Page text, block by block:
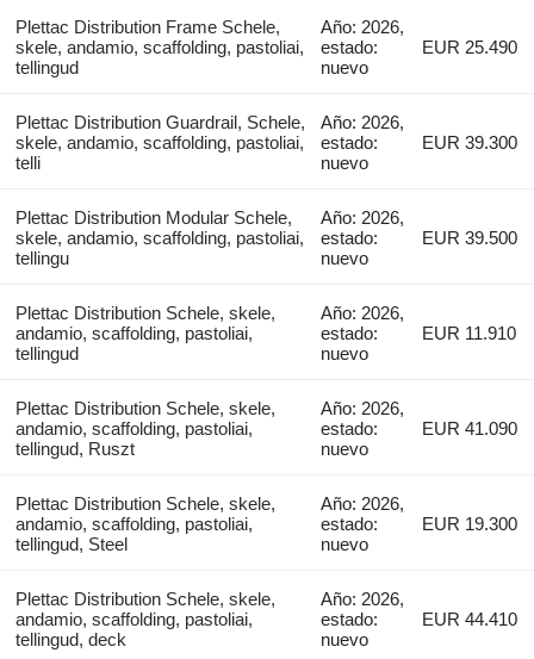
Plettac Distribution Frame Schele,
skele, andamio, scaffolding, pastoliai,
tellingud
Año: 2026,
estado:
nuevo
EUR 25.490
Plettac Distribution Guardrail, Schele,
skele, andamio, scaffolding, pastoliai,
telli
Año: 2026,
estado:
nuevo
EUR 39.300
Plettac Distribution Modular Schele,
skele, andamio, scaffolding, pastoliai,
tellingu
Año: 2026,
estado:
nuevo
EUR 39.500
Plettac Distribution Schele, skele,
andamio, scaffolding, pastoliai,
tellingud
Año: 2026,
estado:
nuevo
EUR 11.910
Plettac Distribution Schele, skele,
andamio, scaffolding, pastoliai,
tellingud, Ruszt
Año: 2026,
estado:
nuevo
EUR 41.090
Plettac Distribution Schele, skele,
andamio, scaffolding, pastoliai,
tellingud, Steel
Año: 2026,
estado:
nuevo
EUR 19.300
Plettac Distribution Schele, skele,
andamio, scaffolding, pastoliai,
tellingud, deck
Año: 2026,
estado:
nuevo
EUR 44.410